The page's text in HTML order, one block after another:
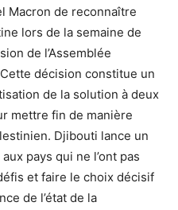
Macron de reconnaître
lors de la semaine de
de l’Assemblée
décision constitue un
de la solution à deux
mettre fin de manière
Djibouti lance un
pays qui ne l’ont pas
et faire le choix décisif
de l’état de la